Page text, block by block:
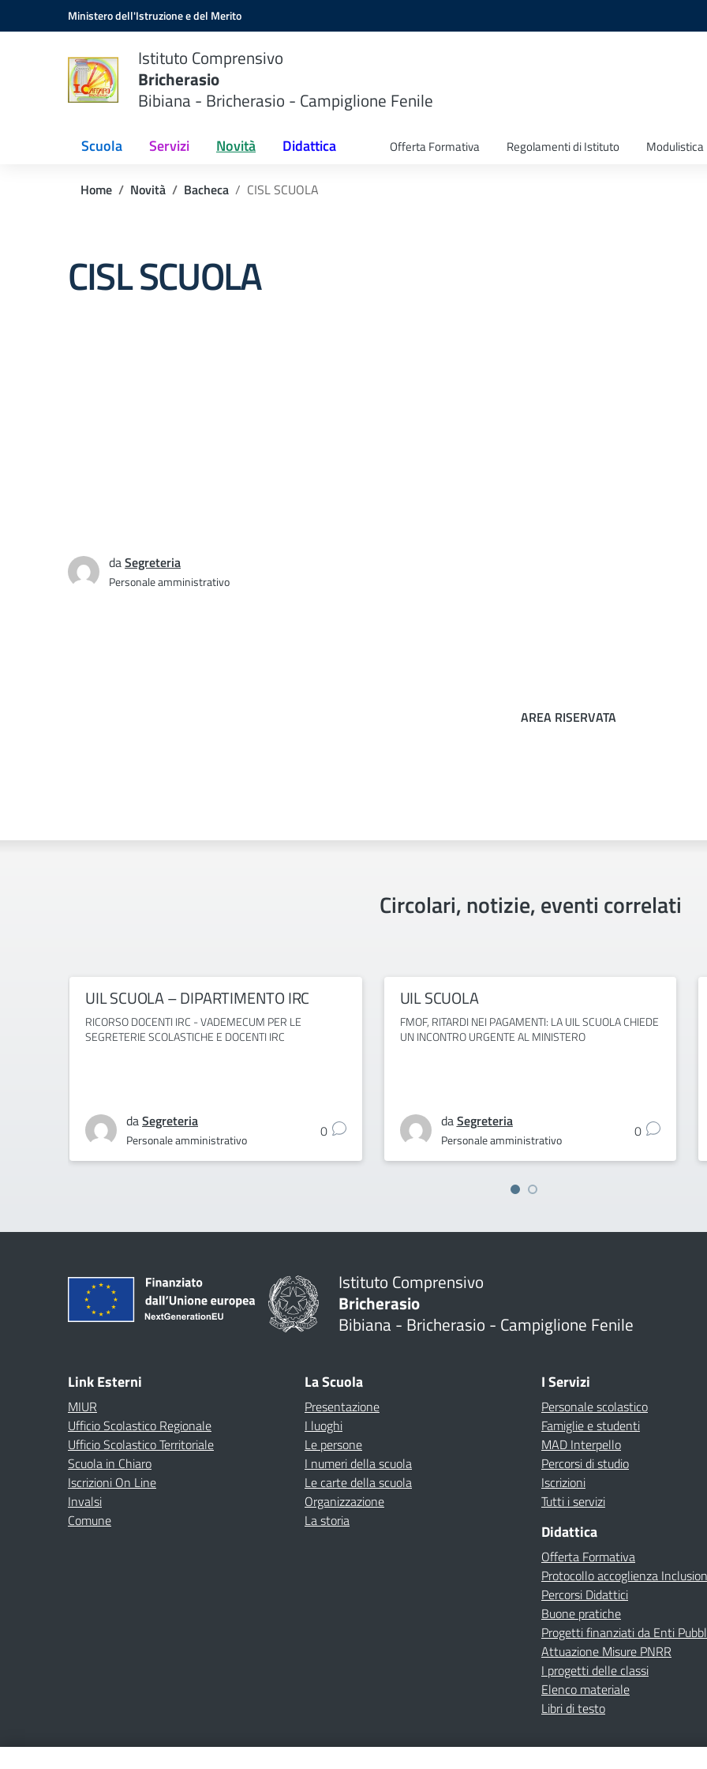
Vai ai contenuti
Vai al menu di navigazioneMinistero dell'Istruzione e del Merito
Istituto Comprensivo
Bricherasio
Bibiana - Bricherasio - Campiglione Fenile
Scuola Servizi Novità Didattica Offerta Formativa Regolamenti di Istituto Modulistica
Home Novità Bacheca CISL SCUOLA
CISL SCUOLA
daSegreteria
Personale amministrativo
AREA RISERVATA
Circolari, notizie, eventi correlati
UIL SCUOLA – DIPARTIMENTO IRC
RICORSO DOCENTI IRC - VADEMECUM PER LE
SEGRETERIE SCOLASTICHE E DOCENTI IRC
daSegreteria
Personale amministrativo 0
UIL SCUOLA
FMOF, RITARDI NEI PAGAMENTI: LA UIL SCUOLA CHIEDE
UN INCONTRO URGENTE AL MINISTERO
daSegreteria
Personale amministrativo 0
Istituto Comprensivo
Bricherasio
Bibiana - Bricherasio - Campiglione Fenile
Link Esterni
MIUR
Ufficio Scolastico Regionale
Ufficio Scolastico Territoriale
Scuola in Chiaro
Iscrizioni On Line
Invalsi
Comune
La Scuola
Presentazione
I luoghi
Le persone
I numeri della scuola
Le carte della scuola
Organizzazione
La storia
I Servizi
Personale scolastico
Famiglie e studenti
MAD Interpello
Percorsi di studio
Iscrizioni
Tutti i servizi
Didattica
Offerta Formativa
Protocollo accoglienza
Percorsi Didattici
Buone pratiche
Progetti finanziati da Enti
Attuazione Misure PNRR
I progetti delle classi
Elenco materiale
Libri di testo
Amministrazione TrasparenteAlbo onlinePrivacy PolicyDichiarazione di accessibilitàContattiNote Legali